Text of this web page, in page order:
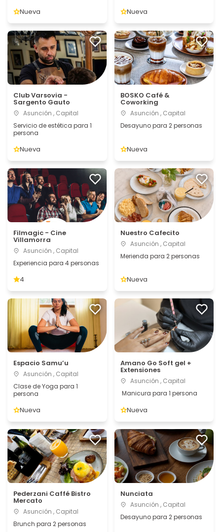
Nueva Nueva
Club Varsovia -
Sargento Gauto
Asunción , Capital
Servicio de estética para 1
persona
Nueva
BOSKO Café &
Coworking
Asunción , Capital
Desayuno para 2 personas
Nueva
Filmagic - Cine
Villamorra
Asunción , Capital
Experiencia para 4 personas
4
Nuestro Cafecito
Asunción , Capital
Merienda para 2 personas
Nueva
Espacio Samu’u
Asunción , Capital
Clase de Yoga para 1
persona
Nueva
Amano Go Soft gel +
Extensiones
Asunción , Capital
Manicura para 1 persona
Nueva
Pederzani Caffé Bistro
Mercato
Asunción , Capital
Brunch para 2 personas
Nunciata
Asunción , Capital
Desayuno para 2 personas